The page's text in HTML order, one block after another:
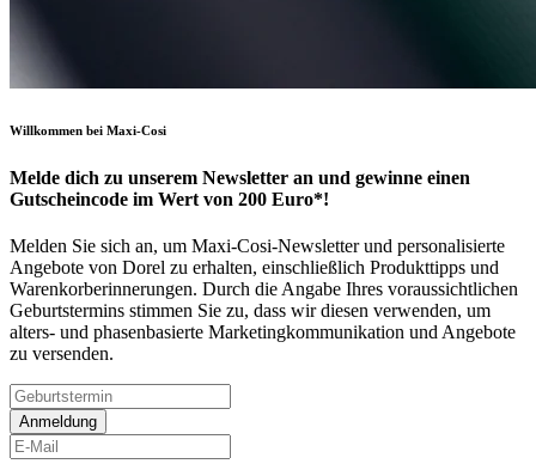
Willkommen bei Maxi-Cosi
Melde dich zu unserem Newsletter an und gewinne einen
Gutscheincode im Wert von 200 Euro*!
Melden Sie sich an, um Maxi-Cosi-Newsletter und personalisierte
Angebote von Dorel zu erhalten, einschließlich Produkttipps und
Warenkorberinnerungen. Durch die Angabe Ihres voraussichtlichen
Geburtstermins stimmen Sie zu, dass wir diesen verwenden, um
alters- und phasenbasierte Marketingkommunikation und Angebote
zu versenden.
Anmeldung